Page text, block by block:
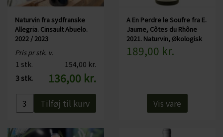
Serveringsforslag:
Du kan fx servere denne naturvin til lam, rødt kød, en
kraftig gryderet
Specifikationer:
Område: Languedoc
Druer: Grenache Noir
Alkohol:
Serveres fx til: and, vildt, rødt kød og gryderetter - samt lam
Naturvin fra sydfranske
Allegria. Cinsault Abuelo.
2022 / 2023
Pris pr stk. v.
1 stk.
154,00 kr.
3 stk.
136,00 kr.
Tilføj til kurv
A En Perdre le Soufre fra E.
Jaume, Côtes du Rhône
2021. Naturvin, Økologisk
189,00 kr.
Vis vare